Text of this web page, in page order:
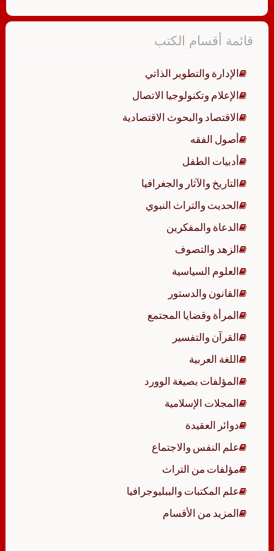
قائمة أقسام الكتب
الإدارة والتطوير الذاتي
الإعلام وتكنولوجيا الاتصال
الاقتصاد والبحوث الاقتصادية
أصول الفقه
أدبيات الطفل
التاريخ والآثار والجغرافيا
الحديث والتراث النبوي
الدعاة والمفكرين
الزهد والتصوف
العلوم السياسية
القانون والدستور
المرأة وقضايا المجتمع
القرآن والتفسير
اللغة العربية
المؤلفات بصيغة الوورد
المجلات الإسلامية
دوائر العقيدة
علم النفس والاجتماع
مؤلفات من التراث
علم المكتبات والببليوجرافيا
المزيد من الأقسام